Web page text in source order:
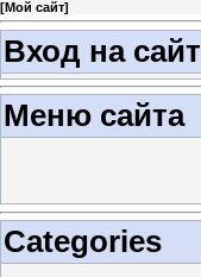
[Мой сайт]
Вход на сайт
Меню сайта
Categories